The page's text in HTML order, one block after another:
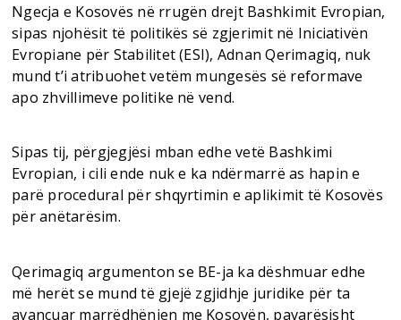
Ngecja e Kosovës në rrugën drejt Bashkimit Evropian,
sipas njohësit të politikës së zgjerimit në Iniciativën
Evropiane për Stabilitet (ESI), Adnan Qerimagiq, nuk
mund t’i atribuohet vetëm mungesës së reformave
apo zhvillimeve politike në vend.
Sipas tij, përgjegjësi mban edhe vetë Bashkimi
Evropian, i cili ende nuk e ka ndërmarrë as hapin e
parë procedural për shqyrtimin e aplikimit të Kosovës
për anëtarësim.
Qerimagiq argumenton se BE-ja ka dëshmuar edhe
më herët se mund të gjejë zgjidhje juridike për ta
avancuar marrëdhënien me Kosovën, pavarësisht